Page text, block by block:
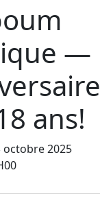
—
ans!
octobre 2025